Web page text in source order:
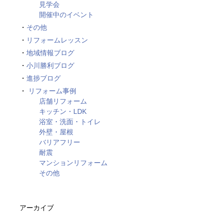
見学会
開催中のイベント
その他
リフォームレッスン
地域情報ブログ
小川勝利ブログ
進捗ブログ
リフォーム事例
店舗リフォーム
キッチン・LDK
浴室・洗面・トイレ
外壁・屋根
バリアフリー
耐震
マンションリフォーム
その他
アーカイブ